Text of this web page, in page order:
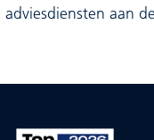
adviesdiensten aan